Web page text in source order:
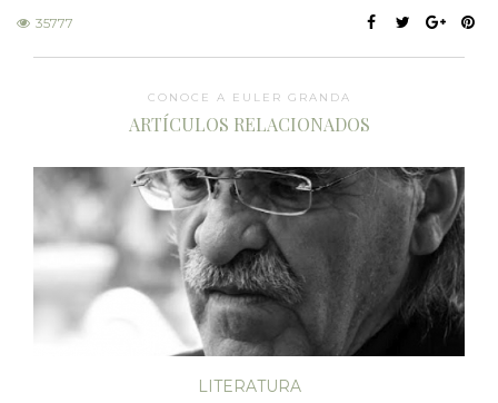
35777
CONOCE A EULER GRANDA
ARTÍCULOS RELACIONADOS
LITERATURA